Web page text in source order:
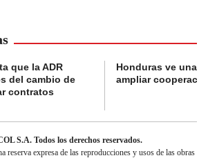
que la ADR
del cambio de
contratos
Honduras ve una
ampliar
S.A. Todos los derechos reservados.
expresa de las reproducciones y usos de las obras